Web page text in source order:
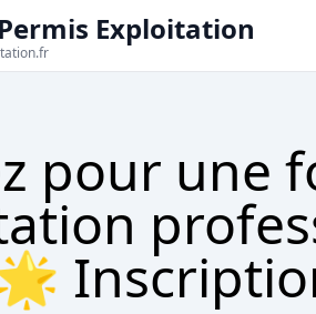
Exploitation
pour une